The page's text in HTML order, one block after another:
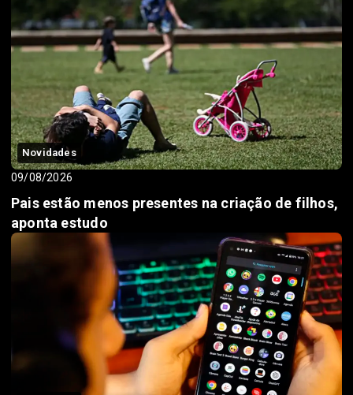
Novidades
09/08/2026
Pais estão menos presentes na criação de filhos,
aponta estudo